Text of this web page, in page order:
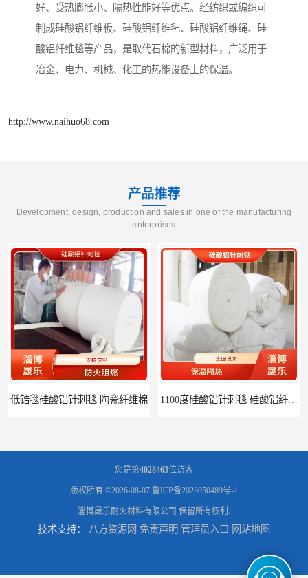
好、受热膨胀小、隔热性能好等优点。经纺织或编织可
制成硅酸铝纤维板、硅酸铝纤维毡、硅酸铝纤维绳、硅
酸铝纤维毯等产品，是取代石棉的新型材料，广泛用于
冶金、电力、机械、化工的热能设备上的保温。
http://www.naihuo68.com
产品推荐
Development, design, production and sales in one of the manufacturing
enterprises
低锆毯硅酸铝针刺毯 陶瓷纤维棉
1000度硅酸铝纤维棉 硅酸铝保温棉 硅酸铝针刺毯 陶瓷纤维毯
您是第4028463位访客
版权所有 ©2026-08-07 鲁ICP备2023050489号-1
淄博晟乐耐火材料有限公司 保留所有权利.
技术支持： 八方资源网 免责声明 管理员入口 网站地图